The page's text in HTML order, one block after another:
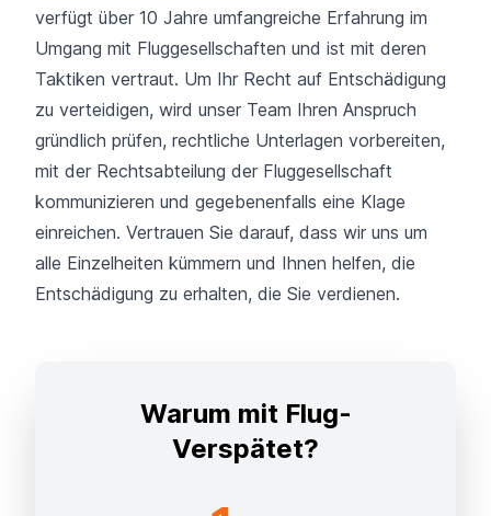
verfügt über 10 Jahre umfangreiche Erfahrung im
Umgang mit Fluggesellschaften und ist mit deren
Taktiken vertraut. Um Ihr Recht auf Entschädigung
zu verteidigen, wird unser Team Ihren Anspruch
gründlich prüfen, rechtliche Unterlagen vorbereiten,
mit der Rechtsabteilung der Fluggesellschaft
kommunizieren und gegebenenfalls eine Klage
einreichen. Vertrauen Sie darauf, dass wir uns um
alle Einzelheiten kümmern und Ihnen helfen, die
Entschädigung zu erhalten, die Sie verdienen.
Warum mit Flug-
Verspätet?